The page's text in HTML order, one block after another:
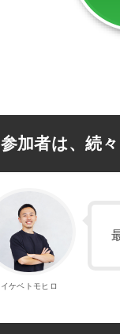
参加者は、続
イケベトモヒロ